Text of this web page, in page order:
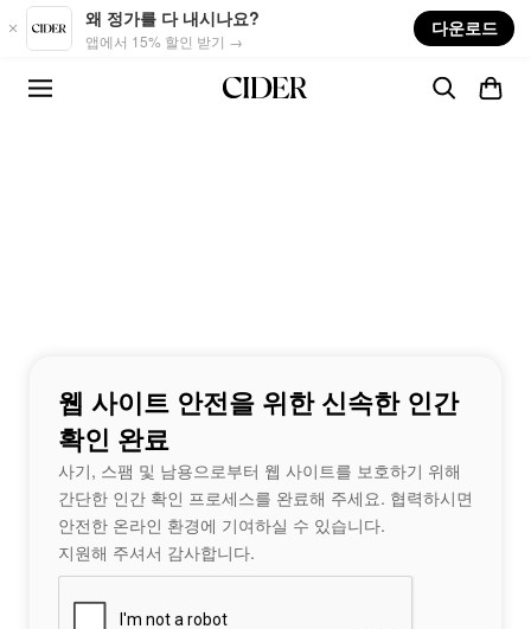
Skip to main content
왜 정가를 다 내시나요?
앱에서 15% 할인 받기 →
다운로드
웹 사이트 안전을 위한 신속한 인간
확인 완료
사기, 스팸 및 남용으로부터 웹 사이트를 보호하기 위해
간단한 인간 확인 프로세스를 완료해 주세요. 협력하시면
안전한 온라인 환경에 기여하실 수 있습니다.
지원해 주셔서 감사합니다.